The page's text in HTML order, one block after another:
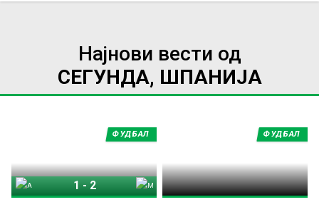
Најнови вести од
СЕГУНДА, ШПАНИЈА
ФУДБАЛ
1 - 2
ФУДБАЛ